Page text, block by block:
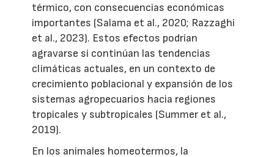
térmico, con consecuencias económicas
importantes (Salama et al., 2020; Razzaghi
et al., 2023). Estos efectos podrían
agravarse si continúan las tendencias
climáticas actuales, en un contexto de
crecimiento poblacional y expansión de los
sistemas agropecuarios hacia regiones
tropicales y subtropicales (Summer et al.,
2019).
En los animales homeotermos, la